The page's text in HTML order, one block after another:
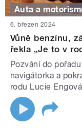
Auta a
6. březen 2024
Vůně benzínu,
řekla „Je to v
Pozvání do
navigátorka a
rodu Lucie